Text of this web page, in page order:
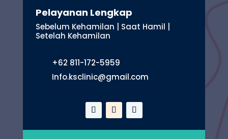
Pelayanan Lengkap
Sebelum Kehamilan | Saat Hamil |
Setelah Kehamilan
+62 811-172-5959
Info.ksclinic@gmail.com